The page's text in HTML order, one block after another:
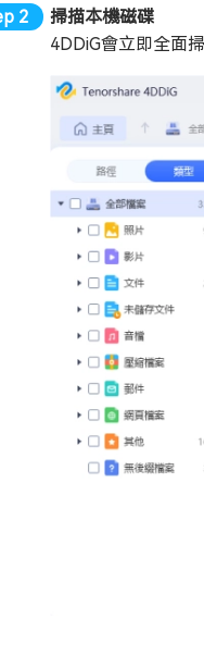
掃描本機磁碟
4DDiG會立即全面